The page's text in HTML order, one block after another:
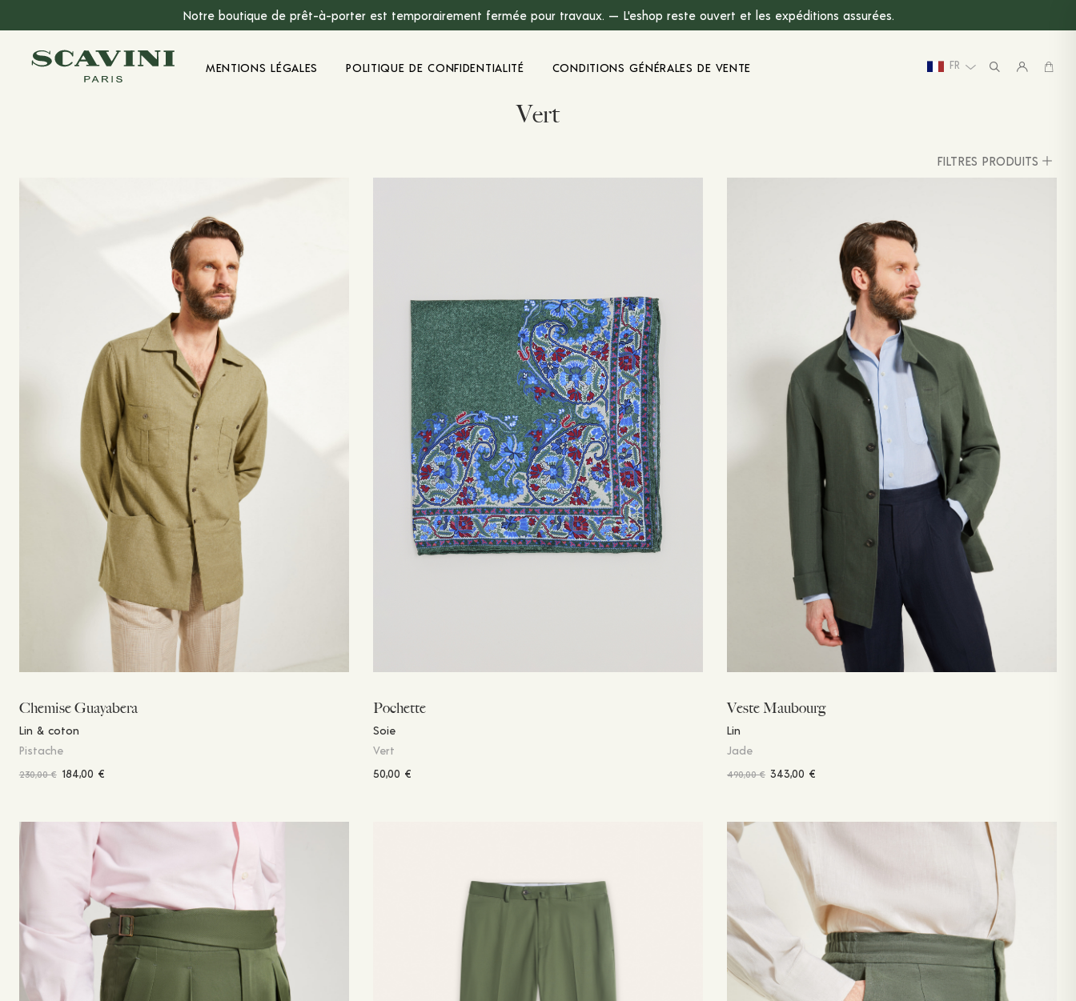
Notre boutique de prêt-à-porter est temporairement fermée pour travaux. — L'eshop reste ouvert et les expéditions assurées.
MENTIONS LÉGALES POLITIQUE DE CONFIDENTIALITÉ CONDITIONS GÉNÉRALES DE VENTE FR
Vert
FILTRES PRODUITS
Chemise Guayabera
Lin & coton
Pistache
230,00€ 184,00 €
Pochette
Soie
Vert
50,00 €
Veste Maubourg
Lin
Jade
490,00€ 343,00 €